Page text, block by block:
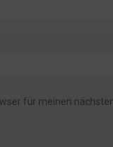
für meinen